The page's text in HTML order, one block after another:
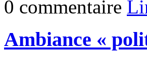
0 commentaire
Ambiance «